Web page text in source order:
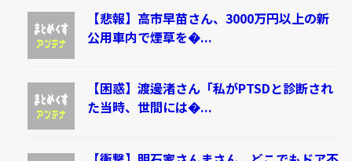
【悲報】高市早苗さん、3000万円以上の新
公用車内で煙草を�...
【困惑】渡邊渚さん「私がPTSDと診断され
た当時、世間には�...